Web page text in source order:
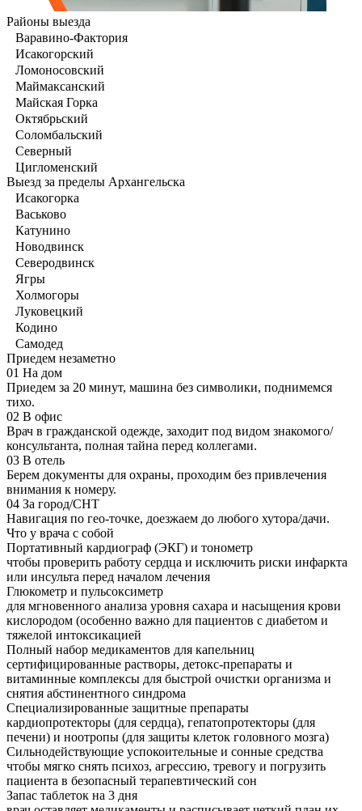
Районы выезда
Варавино-Фактория
Исакогорский
Ломоносовский
Маймаксанский
Майская Горка
Октябрьский
Соломбальский
Северный
Цигломенский
Выезд за пределы Архангельска
Исакогорка
Васьково
Катунино
Новодвинск
Северодвинск
Ягры
Холмогоры
Луковецкий
Кодино
Самодед
Приедем незаметно
01 На дом
Приедем за 20 минут, машина без символики, поднимемся
тихо.
02 В офис
Врач в гражданской одежде, заходит под видом знакомого/
консультанта, полная тайна перед коллегами.
03 В отель
Берем документы для охраны, проходим без привлечения
внимания к номеру.
04 За город/СНТ
Навигация по гео-точке, доезжаем до любого хутора/дачи.
Что у врача с собой
Портативный кардиограф (ЭКГ) и тонометр
чтобы проверить работу сердца и исключить риски инфаркта
или инсульта перед началом лечения
Глюкометр и пульсоксиметр
для мгновенного анализа уровня сахара и насыщения крови
кислородом (особенно важно для пациентов с диабетом и
тяжелой интоксикацией
Полный набор медикаментов для капельниц
сертифицированные растворы, детокс-препараты и
витаминные комплексы для быстрой очистки организма и
снятия абстинентного синдрома
Специализированные защитные препараты
кардиопротекторы (для сердца), гепатопротекторы (для
печени) и ноотропы (для защиты клеток головного мозга)
Сильнодействующие успокоительные и сонные средства
чтобы мягко снять психоз, агрессию, тревогу и погрузить
пациента в безопасный терапевтический сон
Запас таблеток на 3 дня